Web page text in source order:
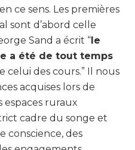
ce sens. Les premières
sont d’abord celle
Sand a écrit “le
a été de tout temps
celui des cours.” Il nous
acquises lors de
espaces ruraux
cadre du songe et
conscience, des